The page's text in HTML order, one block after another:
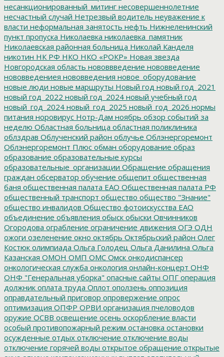
несанкционированный_митинг несовершеннолетние
несчастный случай Нетрезвый водитель неуважение к
власти неформальная занятость нефть Нижнеленинский
пункт пропуска Николаевка николаевка_памятник
Николаевская районная больница Николай Канделя
никотин НК РФ НКО НКО «РОКР» Новая звезда
Новгородская область нововвведение нововведение
нововведениея нововведения новое_оборудование
новые люди новые маршруты Новый год новый год_2021
новый год_2022 новый год_2024 новый учебный год
новый_год_2024 новый_год_2025 новый_год_2026 нормы
питания норовирус Нотр-Дам ноябрь обзор событий за
неделю Областная больница областная поликлиника
облздрав Облученский район облучье Облэнергоремонт
Облэнергоремонт Плюс обман оборудование образ
образование образовательные курсы
образовательные_организации Обращение обращения
граждан обсерватор обучение общепит общественная
баня общественная палата ЕАО Общественная палата РФ
общественный транспорт общество общество "Знание"
общество инвалидов Общество фотоискусства ЕАО
объединение объявления обыск обыски Овчинников
Огородова ограбление ограничение движения ОГЭ ОДН
ожоги озеленение окно октябрь Октябрьский район Олег
Костюк олимпиада Ольга Голодец Ольга Данилина Ольга
Казанская ОМОН ОМП ОМС Омск онкодиспансер
онкологическая служба онкология онлайн-концерт ОНФ
ОНФ "Генеральная уборка" опасные сайты ОПГ операция
должник оплата труда Оплот оползень оппозиция
оправдательный приговор опровержение опрос
оптимизация ОПФР ОРВИ организация пчеловодов
оружие ОСВВ освещение осень оскорбление власти
особый противопожарный режим остановка остановки
осужденные отдых отключение отключение воды
отключение горячей воды открытое обращение открытые